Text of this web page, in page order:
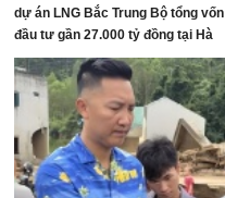
dự án LNG Bắc Trung Bộ tổng vốn
đầu tư gần 27.000 tỷ đồng tại Hà
Tĩnh